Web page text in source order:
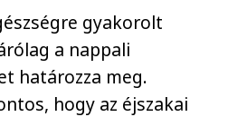
gyakorolt
a nappali
határozza meg.
hogy az éjszakai